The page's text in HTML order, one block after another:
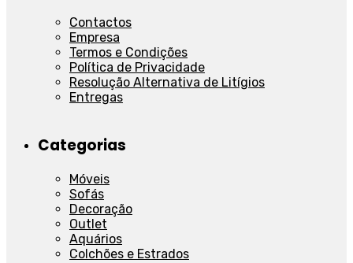
Contactos
Empresa
Termos e Condições
Política de Privacidade
Resolução Alternativa de Litígios
Entregas
Categorias
Móveis
Sofás
Decoração
Outlet
Aquários
Colchões e Estrados